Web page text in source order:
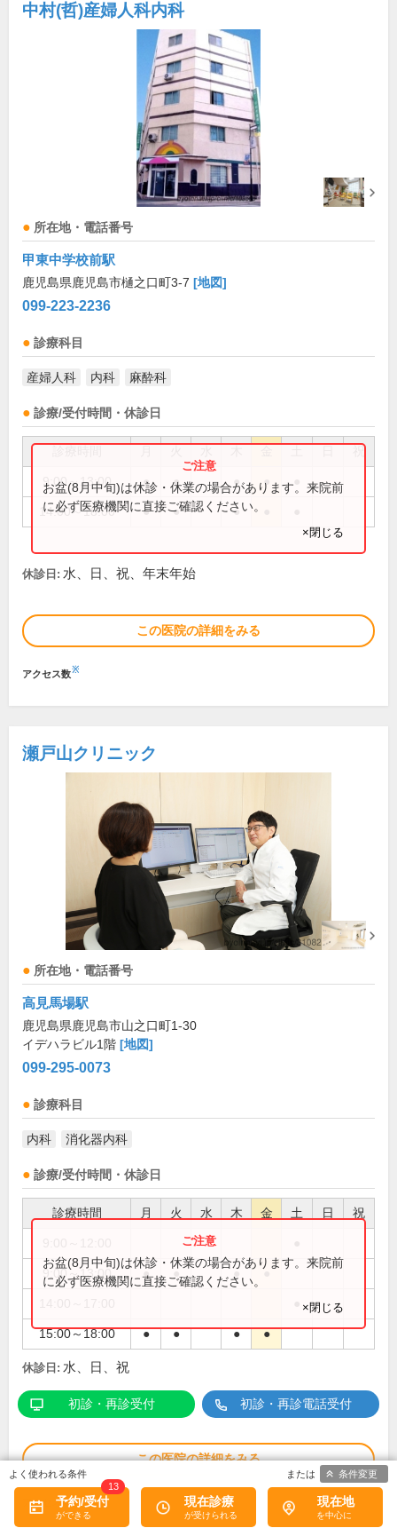
中村(哲)産婦人科内科
所在地・電話番号
甲東中学校前駅
鹿児島県鹿児島市樋之口町3-7 [地図]
099-223-2236
診療科目
産婦人科 内科 麻酔科
診療/受付時間・休診日
祝
9:00～13:00 ● ● ● ●
14:00～18:00 ● ● ●
お盆(8月中旬)は休診・休業の場合があります。来院前
に必ず医療機関に直接ご確認ください。
×閉じる
休診日: 水、日、祝、年末年始
この医院の詳細をみる
アクセス数※
瀬戸山クリニック
所在地・電話番号
高見馬場駅
鹿児島県鹿児島市山之口町1-30
イデハラビル1階 [地図]
099-295-0073
診療科目
内科 消化器内科
診療/受付時間・休診日
診療時間 月 火 水 木 金 土 日 祝
9:00～13:00 ● ● ● ●
15:00～18:00 ● ● ● ●
お盆(8月中旬)は休診・休業の場合があります。来院前
に必ず医療機関に直接ご確認ください。
×閉じる
休診日: 水、日、祝
初診・再診受付 初診・再診電話受付
この医院の詳細をみる
アクセス数※
予約/受付
13
現在診療 現在地
条件変更